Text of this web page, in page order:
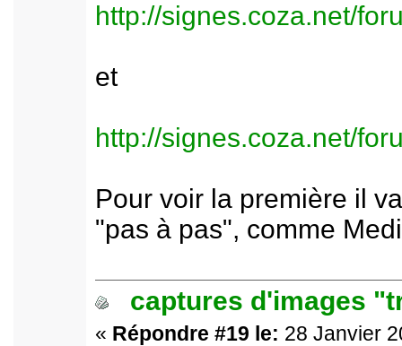
http://signes.coza.net/
et
http://signes.coza.net/
Pour voir la première il
"pas à pas", comme
captures d'images
« Répondre #19 le: 28 Janvier